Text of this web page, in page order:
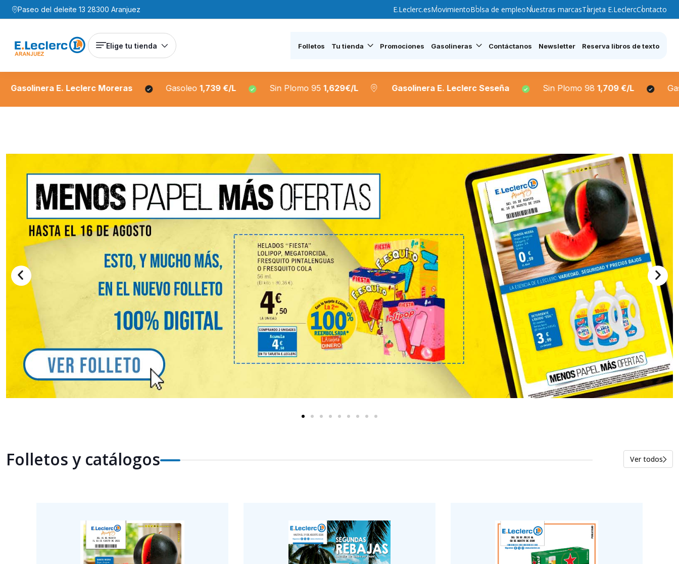
Paseo del deleite 13 28300 Aranjuez E.Leclerc.esMovimientoBolsa de empleoNuestras marcasTarjeta E.LeclercContacto
Elige tu tienda Folletos Tu tienda Promociones Gasolineras Contáctanos Newsletter Reserva libros de texto
Leclerc Moreras Gasoleo 1,739 €/L Sin Plomo 95 1,629€/L Gasolinera E. Leclerc Seseña Sin Plomo 98 1,709 €/L Gasoleo A
Folletos y catálogos Ver todos